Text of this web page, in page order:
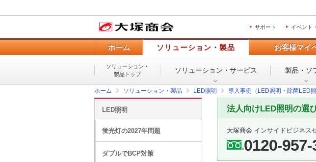
サポート イベント
ホーム ソリューション・製品 お客様マイ
ソリューション・
製品トップ
ソリューション・ サービス 製品・ソ
ホーム ソリューション・製品 LED照明 導入事例（LED照明・除菌LED
法人向けLED照明の選
大塚商会 インサイドビジネス
0120-957-
LED照明
蛍光灯の2027年問題
ダブルでBCP対策